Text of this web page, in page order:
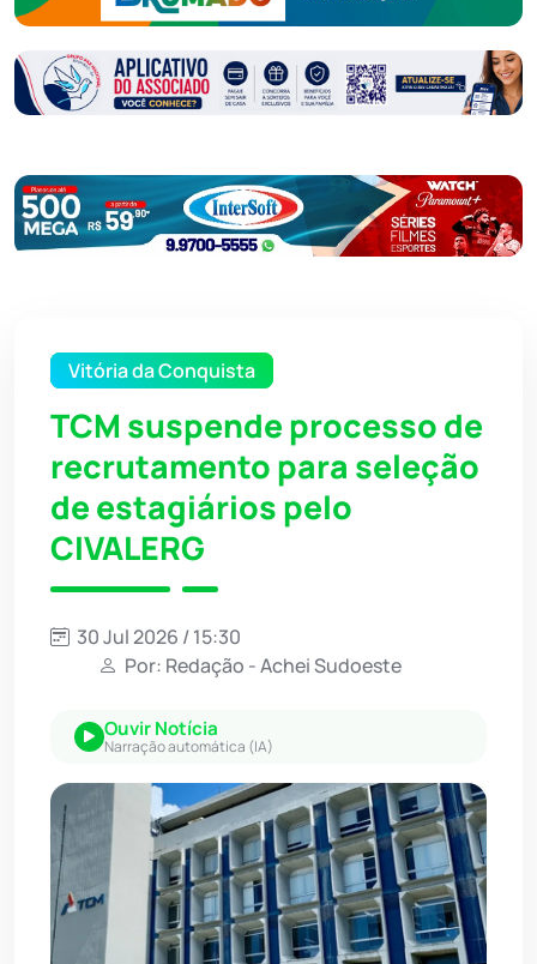
Vitória da Conquista
TCM suspende processo de
recrutamento para seleção
de estagiários pelo
CIVALERG
30 Jul 2026 / 15:30
Por: Redação - Achei Sudoeste
Ouvir Notícia
Narração automática (IA)